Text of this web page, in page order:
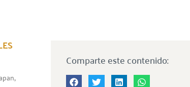
Comparte este contenido: